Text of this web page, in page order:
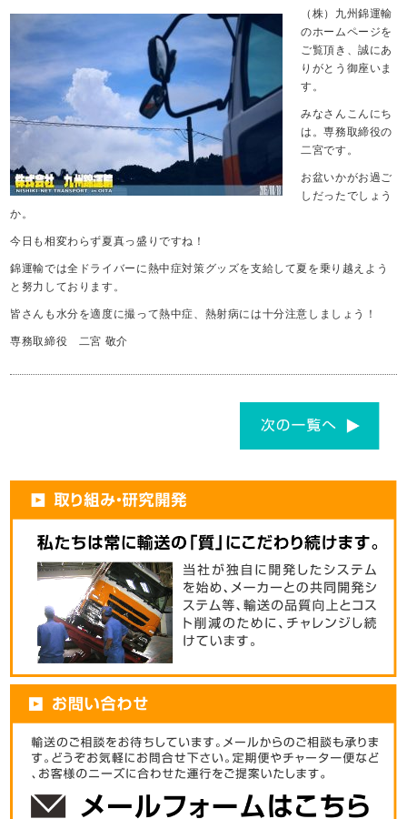
（株）九州錦運輸
のホームページを
ご覧頂き、誠にあ
りがとう御座いま
す。
みなさんこんにち
は。専務取締役の
二宮です。
お盆いかがお過ご
しだったでしょう
か。
今日も相変わらず夏真っ盛りですね！
錦運輸では全ドライバーに熱中症対策グッズを支給して夏を乗り越えよう
と努力しております。
皆さんも水分を適度に撮って熱中症、熱射病には十分注意しましょう！
専務取締役 二宮 敬介